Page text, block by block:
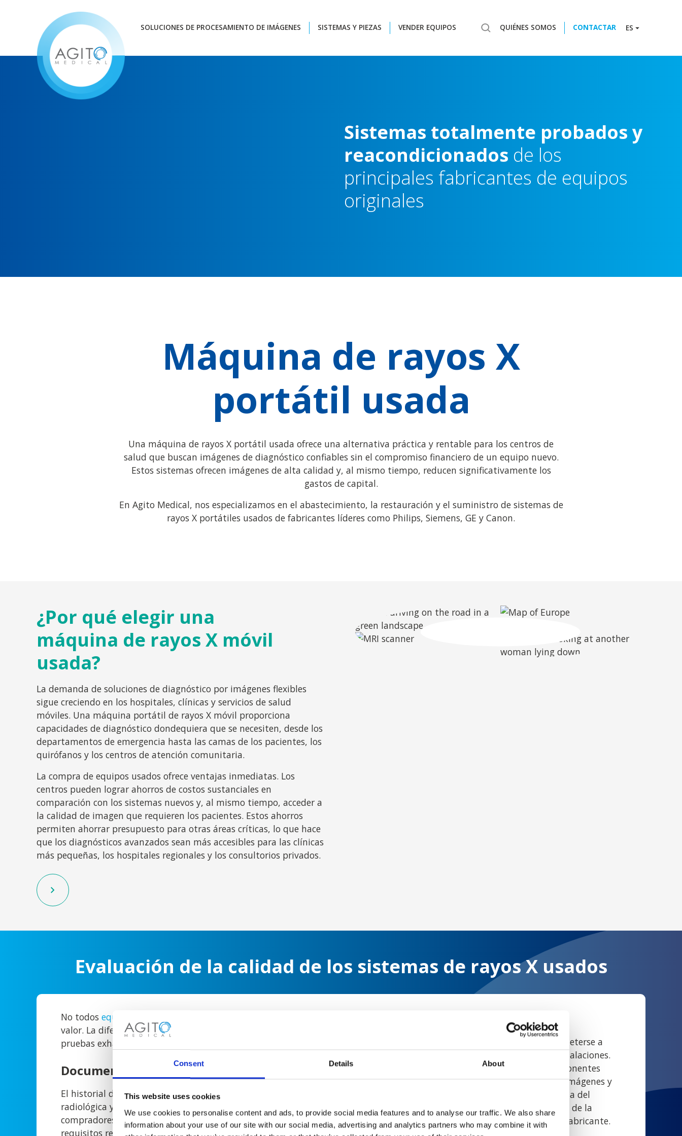
Consent Details About
This website uses cookies
We use cookies to personalise content and ads, to provide social media features and to analyse our traffic. We also share
information about your use of our site with our social media, advertising and analytics partners who may combine it with
SOLUCIONES DE PROCESAMIENTO DE IMÁGENES SISTEMAS Y PIEZAS VENDER EQUIPOS QUIÉNES SOMOS CONTACTAR ES
Sistemas totalmente probados y
reacondicionados de los
principales fabricantes de equipos
originales
Máquina de rayos X
portátil usada
Una máquina de rayos X portátil usada ofrece una alternativa práctica y rentable para los centros de
salud que buscan imágenes de diagnóstico confiables sin el compromiso financiero de un equipo nuevo.
Estos sistemas ofrecen imágenes de alta calidad y, al mismo tiempo, reducen significativamente los
gastos de capital.
En Agito Medical, nos especializamos en el abastecimiento, la restauración y el suministro de sistemas de
rayos X portátiles usados de fabricantes líderes como Philips, Siemens, GE y Canon.
¿Por qué elegir una
máquina de rayos X móvil
usada?
La demanda de soluciones de diagnóstico por imágenes flexibles
sigue creciendo en los hospitales, clínicas y servicios de salud
móviles. Una máquina portátil de rayos X móvil proporciona
capacidades de diagnóstico dondequiera que se necesiten, desde los
departamentos de emergencia hasta las camas de los pacientes, los
quirófanos y los centros de atención comunitaria.
La compra de equipos usados ofrece ventajas inmediatas. Los
centros pueden lograr ahorros de costos sustanciales en
comparación con los sistemas nuevos y, al mismo tiempo, acceder a
la calidad de imagen que requieren los pacientes. Estos ahorros
permiten ahorrar presupuesto para otras áreas críticas, lo que hace
que los diagnósticos avanzados sean más accesibles para las clínicas
más pequeñas, los hospitales regionales y los consultorios privados.
Evaluación de la calidad de los sistemas de rayos X usados
No todos equipos de imágenes médicas usados
valor. La diferencia radica en una renovación adecuada, en las
pruebas exhaustivas y en una garantía de calidad constante.
Documentación y cumplimiento
El historial de servicio completo, los certificados de seguridad
radiológica y los registros de cumplimiento brindan a los
compradores la confianza de que los sistemas cumplen con los
requisitos reglamentarios. La documentación adecuada
Normas de inspección y pruebas
Todos los sistemas portátiles de rayos X deben someterse a
una evaluación exhaustiva antes de llegar a las instalaciones.
Esto incluye una inspección minuciosa de los componentes
mecánicos, los sistemas eléctricos, los sensores de imágenes y
las características de seguridad radiológica. La salida del
generador, la precisión de la colimación y la calidad de la
imagen deben cumplir con las especificaciones del fabricante.